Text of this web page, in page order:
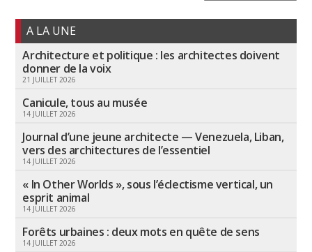
A LA UNE
Architecture et politique : les architectes doivent
donner de la voix
21 JUILLET 2026
Canicule, tous au musée
14 JUILLET 2026
Journal d’une jeune architecte — Venezuela, Liban,
vers des architectures de l’essentiel
14 JUILLET 2026
« In Other Worlds », sous l’éclectisme vertical, un
esprit animal
14 JUILLET 2026
Forêts urbaines : deux mots en quête de sens
14 JUILLET 2026